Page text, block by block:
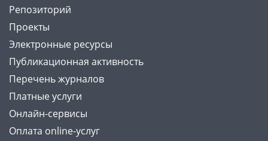
Репозиторий
Проекты
Электронные ресурсы
Публикационная активность
Перечень журналов
Платные услуги
Онлайн-сервисы
Оплата online-услуг